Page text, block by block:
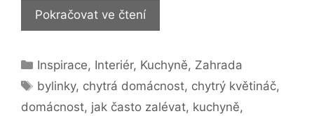
Pokračovat ve čteníBylinky
v
jako
ze
zahrádky?
Rubriky
Inspirace, Interiér, Kuchyně, Zahrada
Štítky
bylinky, chytrá domácnost, chytrý květináč,
domácnost, jak často zalévat, kuchyně,